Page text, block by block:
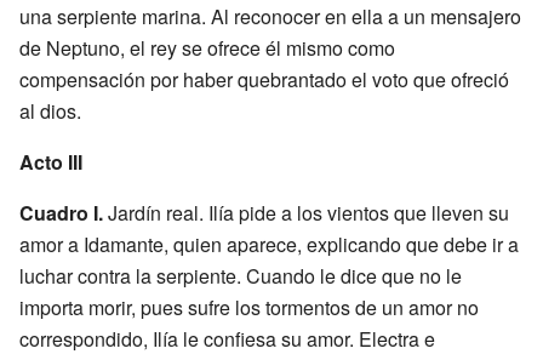
una serpiente marina. Al reconocer en ella a un mensajero
de Neptuno, el rey se ofrece él mismo como
compensación por haber quebrantado el voto que ofreció
al dios.
Acto III
Cuadro I.Jardín real. Ilía pide a los vientos que lleven su
amor a Idamante, quien aparece, explicando que debe ir a
luchar contra la serpiente. Cuando le dice que no le
importa morir, pues sufre los tormentos de un amor no
correspondido, Ilía le confiesa su amor. Electra e